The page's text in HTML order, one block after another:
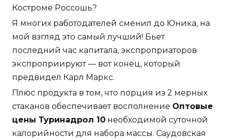
Костроме Россошь?
Я многих работодателей сменил до Юника, на
мой взгляд это самый лучший! Бьет
последний час капитала, экспроприаторов
экспроприируют — вот конец, который
предвидел Карл Маркс.
Плюс продукта в том, что порция из 2 мерных
стаканов обеспечивает восполнение Оптовые
цены Туринадрол 10 необходимой суточной
калорийности для набора массы. Саудовская